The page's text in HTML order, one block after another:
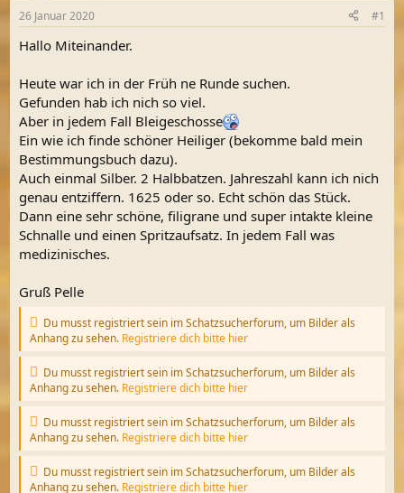
l
e
r
l
t
a
26 Januar 2020 #1
Hallo Miteinander.
Heute war ich in der Früh ne Runde suchen.
Gefunden hab ich nich so viel.
Aber in jedem Fall Bleigeschosse
Ein wie ich finde schöner Heiliger (bekomme bald mein
Bestimmungsbuch dazu).
Auch einmal Silber. 2 Halbbatzen. Jahreszahl kann ich nich
genau entziffern. 1625 oder so. Echt schön das Stück.
Dann eine sehr schöne, filigrane und super intakte kleine
Schnalle und einen Spritzaufsatz. In jedem Fall was
medizinisches.
Gruß Pelle
Du musst registriert sein im Schatzsucherforum, um Bilder als
Anhang zu sehen. Registriere dich bitte hier
Du musst registriert sein im Schatzsucherforum, um Bilder als
Anhang zu sehen. Registriere dich bitte hier
Du musst registriert sein im Schatzsucherforum, um Bilder als
Anhang zu sehen. Registriere dich bitte hier
Du musst registriert sein im Schatzsucherforum, um Bilder als
Anhang zu sehen. Registriere dich bitte hier